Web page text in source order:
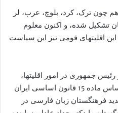
چون ترک، کرد، بلوچ، عرب، لر
تشکیل شده، و اکنون معلوم
اقلیتهای قومی نیز این سیاست
جمهوری در امور اقلیتها،
پیشنهاد آموزش زبان مادری بر اساس ماده 15 قانون اساسی ایران
فرهنگستان زبان فارسی در